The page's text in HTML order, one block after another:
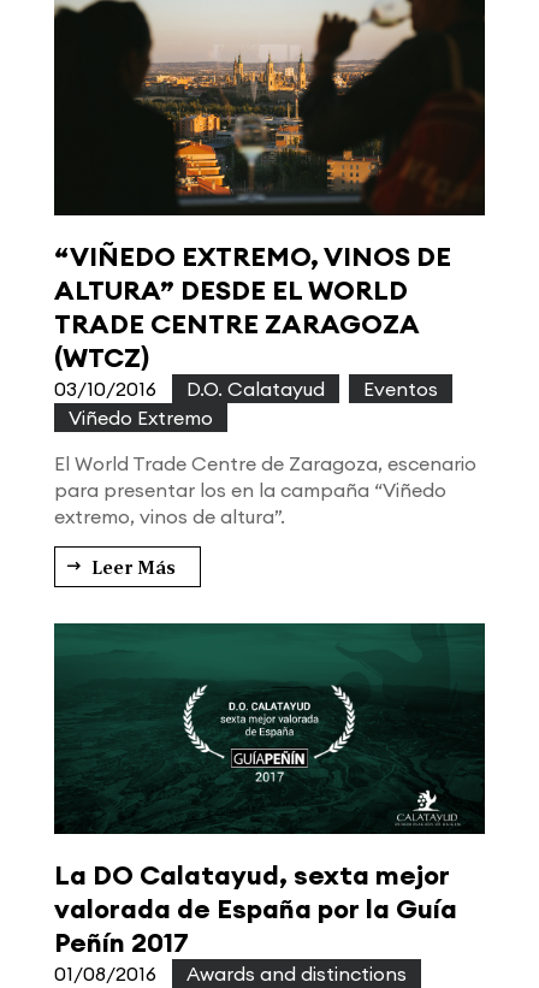
“VIÑEDO EXTREMO, VINOS DE
ALTURA” DESDE EL WORLD
TRADE CENTRE ZARAGOZA
(WTCZ)
03/10/2016 D.O. Calatayud Eventos
Viñedo Extremo
El World Trade Centre de Zaragoza, escenario
para presentar los en la campaña “Viñedo
extremo, vinos de altura”.
Leer Más
La DO Calatayud, sexta mejor
valorada de España por la Guía
Peñín 2017
01/08/2016
Awards and distinctions